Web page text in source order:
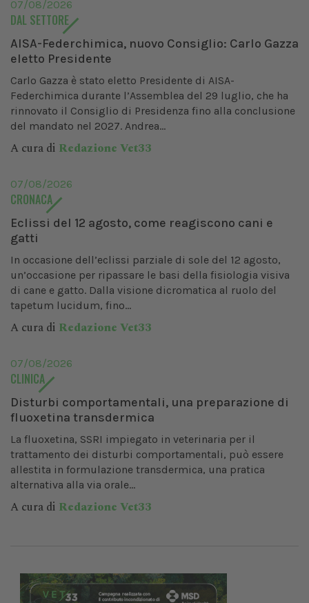
07/08/2026
DAL SETTORE
AISA-Federchimica, nuovo Consiglio: Carlo Gazza
eletto Presidente
Carlo Gazza è stato eletto Presidente di AISA-
Federchimica durante l’Assemblea del 29 luglio, che ha
rinnovato il Consiglio di Presidenza fino alla conclusione
del mandato nel 2027. Andrea...
A cura di Redazione Vet33
07/08/2026
CRONACA
Eclissi del 12 agosto, come reagiscono cani e
gatti
In occasione dell’eclissi parziale di sole del 12 agosto,
un’occasione per ripassare le basi della fisiologia visiva
di cane e gatto. Dalla visione dicromatica al ruolo del
tapetum lucidum, fino...
A cura di Redazione Vet33
07/08/2026
CLINICA
Disturbi comportamentali, una preparazione di
fluoxetina transdermica
La fluoxetina, SSRI impiegato in veterinaria per il
trattamento dei disturbi comportamentali, può essere
allestita in formulazione transdermica, una pratica
alternativa alla via orale...
A cura di Redazione Vet33